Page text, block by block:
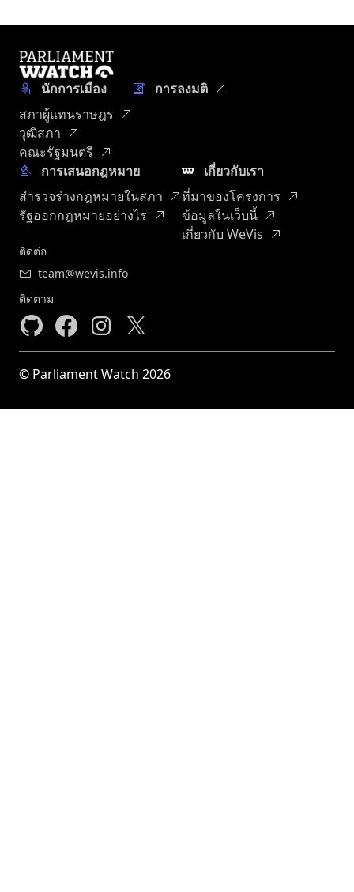
นักการเมือง
สภาผู้แทนราษฎร
วุฒิสภา
คณะรัฐมนตรี
การลงมติ
การเสนอกฎหมาย
สำรวจร่างกฎหมายในสภา
รัฐออกกฎหมายอย่างไร
เกี่ยวกับเรา
ที่มาของโครงการ
ข้อมูลในเว็บนี้
เกี่ยวกับ WeVis
ติดต่อ
team@wevis.info
ติดตาม
© Parliament Watch 2026